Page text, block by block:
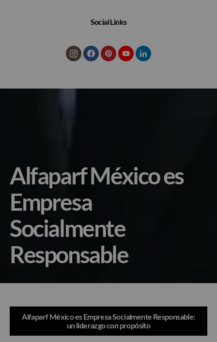
Social Links
Alfaparf México es
Empresa
Socialmente
Responsable
Alfaparf México es Empresa Socialmente Responsable:
un liderazgo con propósito